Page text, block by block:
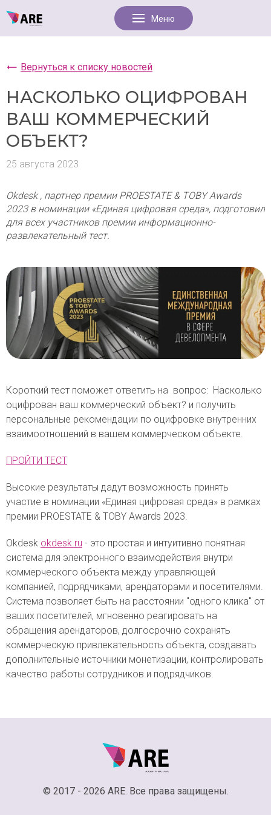
Вернуться к списку новостей
НАСКОЛЬКО ОЦИФРОВАН
ВАШ КОММЕРЧЕСКИЙ
ОБЪЕКТ?
25 августа 2023
Okdesk , партнер премии PROESTATE & TOBY Awards
2023 в номинации «Единая цифровая среда», подготовил
для всех участников премии информационно-
развлекательный тест.
Короткий тест поможет ответить на вопрос: Насколько
оцифрован ваш коммерческий объект? и получить
персональные рекомендации по оцифровке внутренних
взаимоотношений в вашем коммерческом объекте.
ПРОЙТИ ТЕСТ
Высокие результаты дадут возможность принять
участие в номинации «Единая цифровая среда» в рамках
премии PROESTATE & TOBY Awards 2023.
Okdesk okdesk.ru - это простая и интуитивно понятная
система для электронного взаимодействия внутри
коммерческого объекта между управляющей
компанией, подрядчиками, арендаторами и посетителями.
Система позволяет быть на расстоянии "одного клика" от
ваших посетителей, мгновенно реагировать на
обращения арендаторов, долгосрочно сохранять
коммерческую привлекательность объекта, создавать
дополнительные источники монетизации, контролировать
качество работы сотрудников и подрядчиков.
© 2017 - 2026 ARE. Все права защищены.